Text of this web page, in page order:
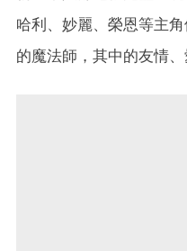
哈利、妙麗、榮恩等主
的魔法師，其中的友情